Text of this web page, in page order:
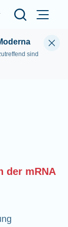
content
sind
der mRNA